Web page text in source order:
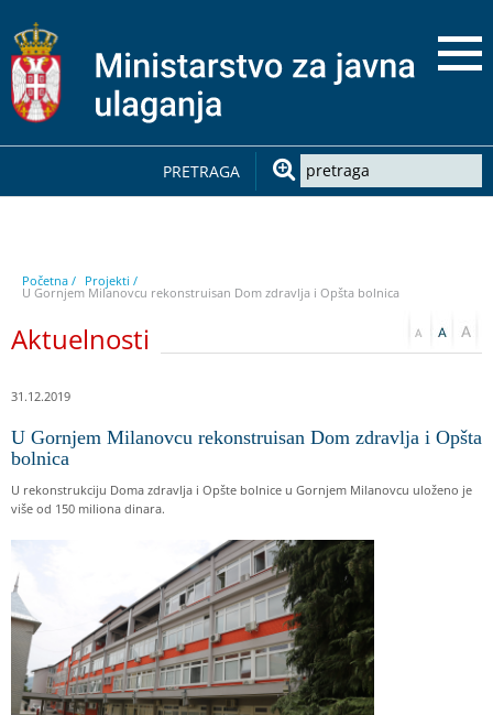
PRETRAGA
Početna / Projekti /
U Gornjem Milanovcu rekonstruisan Dom zdravlja i Opšta bolnica
Aktuelnosti
31.12.2019
U Gornjem Milanovcu rekonstruisan Dom zdravlja i Opšta
bolnica
U rekonstrukciju Doma zdravlja i Opšte bolnice u Gornjem Milanovcu uloženo je
više od 150 miliona dinara.